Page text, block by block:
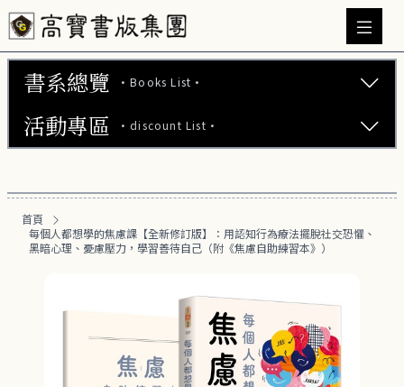
書系總覽 ·Books List·
文學小說 (737)
商業財經 (100)
親子教養 (13)
人文史哲 (73)
活動專區 ·discount List·
【2本7折】高寶小說系列全圖鑑書展
【66折】高寶小說系列全圖鑑書展
首頁
每個人都想學的焦慮課【全新修訂版】：用認知行為療法擺脫社交恐懼、
黑暗心理、憂慮壓力，學習善待自己（附《焦慮自助練習本》）